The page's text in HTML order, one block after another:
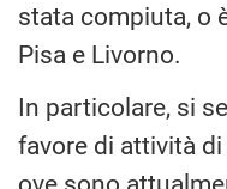
stata compiuta, o
Pisa e Livorno.
In particolare, si
favore di attività